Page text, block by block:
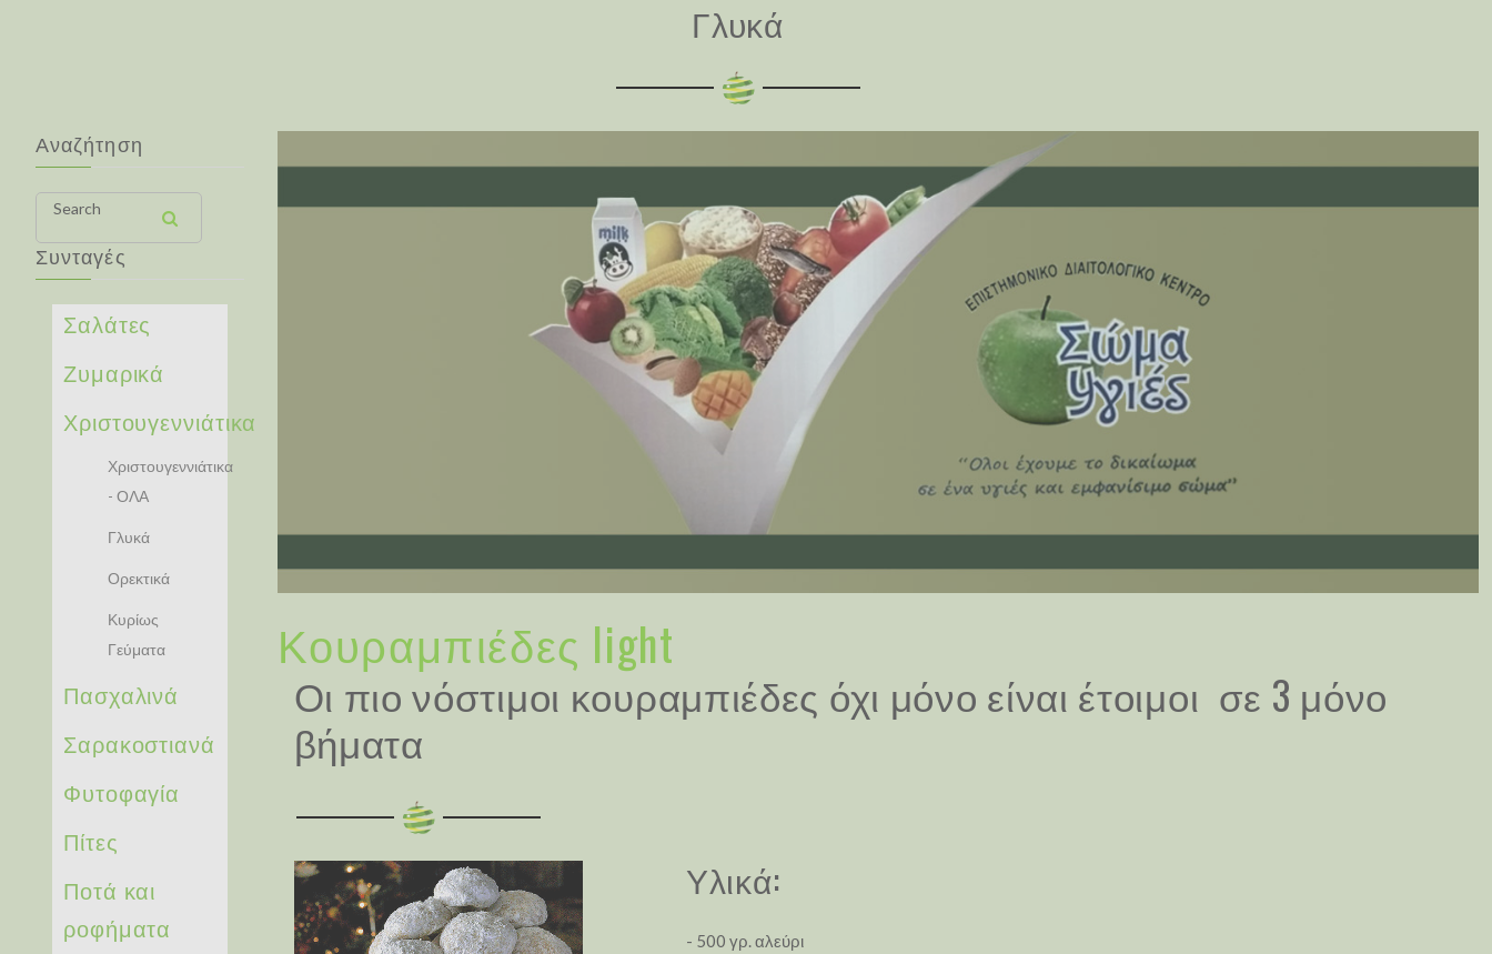
Γλυκά
Αναζήτηση
Search
Συνταγές
Σαλάτες
Ζυμαρικά
Χριστουγεννιάτικα
Χριστουγεννιάτικα
- ΟΛΑ
Γλυκά
Ορεκτικά
Κυρίως
Γεύματα
Πασχαλινά
Σαρακοστιανά
Φυτοφαγία
Πίτες
Ποτά και
ροφήματα
Κουραμπιέδες light
Οι πιο νόστιμοι κουραμπιέδες όχι μόνο είναι έτοιμοι σε 3 μόνο
βήματα
Υλικά:
- 500 γρ. αλεύρι